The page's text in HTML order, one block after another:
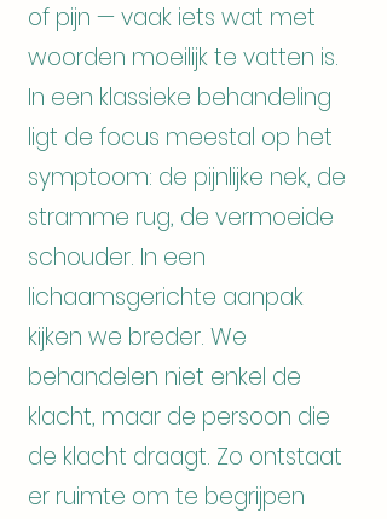
of pijn — vaak iets wat met
woorden moeilijk te vatten is.
In een klassieke behandeling
ligt de focus meestal op het
symptoom: de pijnlijke nek, de
stramme rug, de vermoeide
schouder. In een
lichaamsgerichte aanpak
kijken we breder. We
behandelen niet enkel de
klacht, maar de persoon die
de klacht draagt. Zo ontstaat
er ruimte om te begrijpen